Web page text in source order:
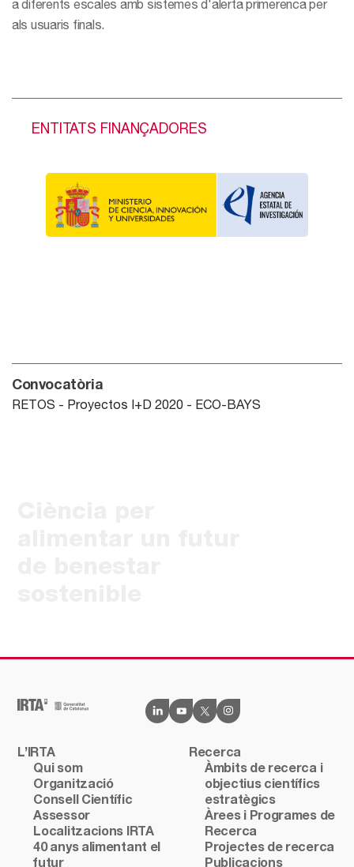
a diferents escales amb sistemes d'alerta primerenca per
als usuaris finals.
ENTITATS FINANÇADORES
Convocatòria
RETOS - Proyectos I+D 2020 - ECO-BAYS
L’IRTA
Qui som
Organització
Consell Científic
Assessor
Localitzacions IRTA
40 anys alimentant el
futur
Recerca
Àmbits de recerca i
objectius científics
estratègics
Àrees i Programes de
Recerca
Projectes de recerca
Publicacions